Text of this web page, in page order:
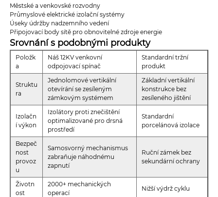
Městské a venkovské rozvodny
Průmyslové elektrické izolační systémy
Úseky údržby nadzemního vedení
Připojovací body sítě pro obnovitelné zdroje energie
Srovnání s podobnými produkty
Položk
a
Náš 12KV venkovní
odpojovací spínač
Standardní tržní
produkt
Struktu
ra
Jednolomové vertikální
otevírání se zesíleným
zámkovým systémem
Základní vertikální
konstrukce bez
zesíleného jištění
Izolačn
í výkon
Izolátory proti znečištění
optimalizované pro drsná
prostředí
Standardní
porcelánová izolace
Bezpeč
nost
provoz
u
Samosvorný mechanismus
zabraňuje náhodnému
zapnutí
Ruční zámek bez
sekundární ochrany
Životn
ost
2000+ mechanických
operací
Nižší výdrž cyklu